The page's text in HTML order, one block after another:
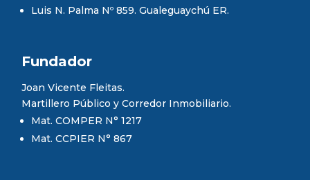
Luis N. Palma Nº 859. Gualeguaychú ER.
Fundador
Joan Vicente Fleitas.
Martillero Público y Corredor Inmobiliario.
Mat. COMPER N° 1217
Mat. CCPIER N° 867